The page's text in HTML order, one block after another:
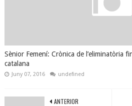
Sènior Femení: Crònica de l’eliminatòria
catalana
Juny 07, 2016 undefined
ANTERIOR